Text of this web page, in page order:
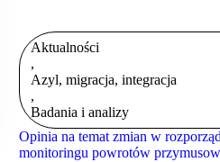
Aktualności
,
Azyl, migracja, integracja
,
Badania i analizy
Opinia na temat zmian w
monitoringu powrotów